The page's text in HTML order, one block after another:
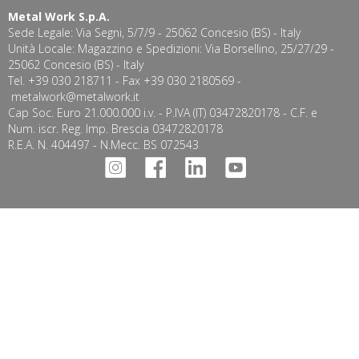
Metal Work S.p.A.
Sede Legale: Via Segni, 5/7/9 - 25062 Concesio (BS) - Italy
Unità Locale: Magazzino e Spedizioni: Via Borsellino, 25/27/29 -
25062 Concesio (BS) - Italy
Tel. +39 030 218711 - Fax +39 030 2180569 -
metalwork@metalwork.it
Cap Soc. Euro 21.000.000 i.v. - P.IVA (IT) 03472820178 - C.F. e
Num. iscr. Reg. Imp. Brescia 03472820178
R.E.A. N. 404497 - N.Mecc. BS 072543